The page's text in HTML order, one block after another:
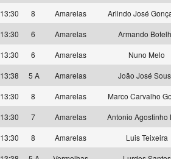
13:30
8 Amarelas
Arlindo José
13:30
6 Amarelas
Armando
13:30
6 Amarelas
Nuno Melo
13:38
5 A Amarelas
João José
13:30
8 Amarelas
Marco Carvalho
13:30
7 Amarelas
Antonio Agostinho
13:30
8 Amarelas
Luis Teixeira